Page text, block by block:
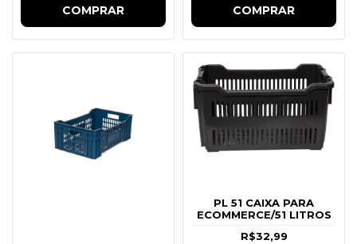
COMPRAR COMPRAR
PL 51 CAIXA PARA
ECOMMERCE/51 LITROS
R$32,99